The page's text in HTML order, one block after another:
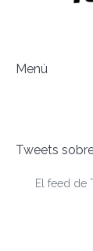
Menú
Tweets
El feed de